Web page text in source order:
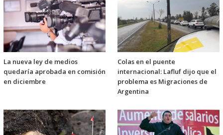
La nueva ley de medios
quedaría aprobada en comisión
en diciembre
Colas en el puente
internacional: Lafluf dijo que el
problema es Migraciones de
Argentina